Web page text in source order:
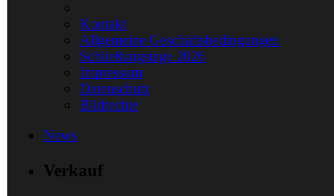
Kontakt
Allgemeine Geschäftsbedingungen
Schließungstage 2026
Impressum
Datenschutz
Bildrechte
News
Verkauf